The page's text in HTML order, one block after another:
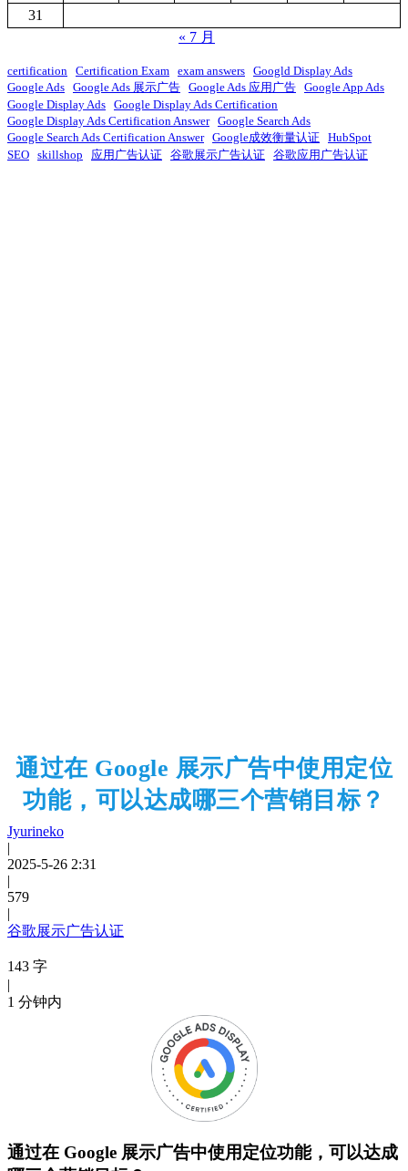
31
« 7 月
certification Certification Exam exam answers Googld Display Ads
Google Ads Google Ads 展示广告 Google Ads 应用广告 Google App Ads
Google Display Ads Google Display Ads Certification
Google Display Ads Certification Answer Google Search Ads
Google Search Ads Certification Answer Google成效衡量认证 HubSpot
SEO skillshop 应用广告认证 谷歌展示广告认证 谷歌应用广告认证
通过在 Google 展示广告中使用定位
功能，可以达成哪三个营销目标？
Jyurineko
|
2025-5-26 2:31
|
579
|
谷歌展示广告认证
143 字
|
1 分钟内
通过在 Google 展示广告中使用定位功能，可以达成